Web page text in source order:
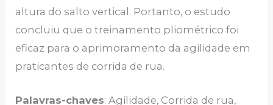
altura do salto vertical. Portanto, o estudo
concluiu que o treinamento pliométrico foi
eficaz para o aprimoramento da agilidade em
praticantes de corrida de rua.
Palavras-chaves: Agilidade, Corrida de rua,